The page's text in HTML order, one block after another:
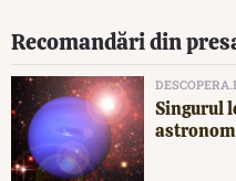
Recomandări din
Singurul